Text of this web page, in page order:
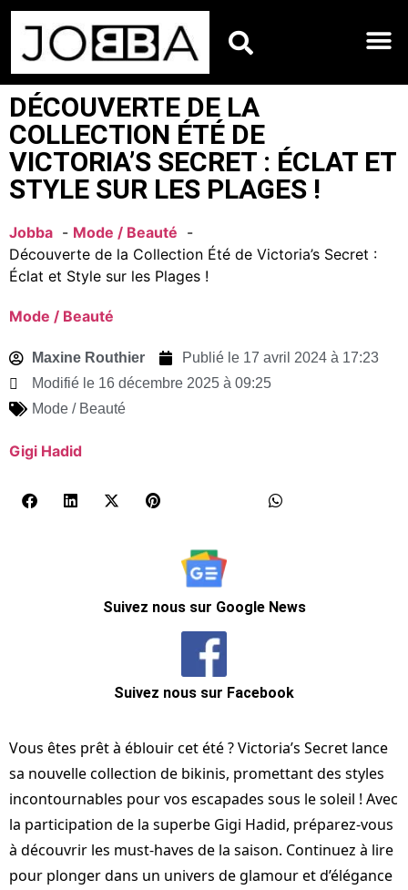
DÉCOUVERTE DE LA
COLLECTION ÉTÉ DE
VICTORIA’S SECRET : ÉCLAT ET
STYLE SUR LES PLAGES !
Jobba
Mode / Beauté
Découverte de la Collection Été de Victoria’s Secret :
Éclat et Style sur les Plages !
Mode / Beauté
Maxine Routhier Publié le 17 avril 2024 à 17:23
Modifié le 16 décembre 2025 à 09:25
Mode / Beauté
Gigi Hadid
Suivez nous sur Google News
Suivez nous sur Facebook
Vous êtes prêt à éblouir cet été ? Victoria’s Secret lance
sa nouvelle collection de bikinis, promettant des styles
incontournables pour vos escapades sous le soleil ! Avec
la participation de la superbe Gigi Hadid, préparez-vous
à découvrir les must-haves de la saison. Continuez à lire
pour plonger dans un univers de glamour et d’élégance